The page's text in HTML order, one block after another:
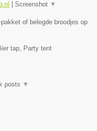
Screenshot ▼
of belegde broodjes op
tap, Party tent
posts ▼